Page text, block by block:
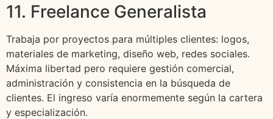
11. Freelance Generalista
Trabaja por proyectos para múltiples clientes: logos,
materiales de marketing, diseño web, redes sociales.
Máxima libertad pero requiere gestión comercial,
administración y consistencia en la búsqueda de
clientes. El ingreso varía enormemente según la cartera
y especialización.